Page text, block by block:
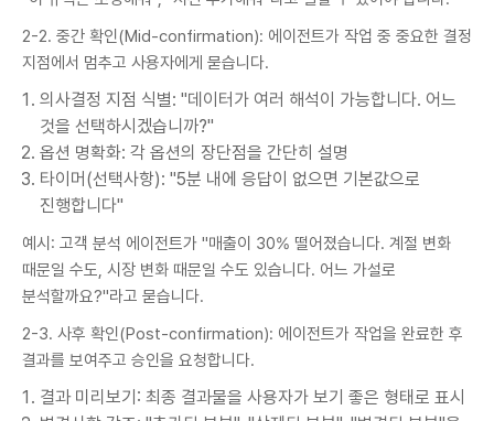
2-2. 중간 확인(Mid-confirmation): 에이전트가 작업 중 중요한 결정
지점에서 멈추고 사용자에게 묻습니다.
의사결정 지점 식별: "데이터가 여러 해석이 가능합니다. 어느
것을 선택하시겠습니까?"
옵션 명확화: 각 옵션의 장단점을 간단히 설명
타이머(선택사항): "5분 내에 응답이 없으면 기본값으로
진행합니다"
예시: 고객 분석 에이전트가 "매출이 30% 떨어졌습니다. 계절 변화
때문일 수도, 시장 변화 때문일 수도 있습니다. 어느 가설로
분석할까요?"라고 묻습니다.
2-3. 사후 확인(Post-confirmation): 에이전트가 작업을 완료한 후
결과를 보여주고 승인을 요청합니다.
결과 미리보기: 최종 결과물을 사용자가 보기 좋은 형태로 표시